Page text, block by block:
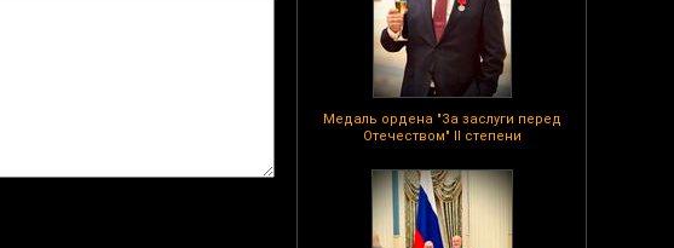
Медаль ордена "За заслуги перед
Отечеством" II степени